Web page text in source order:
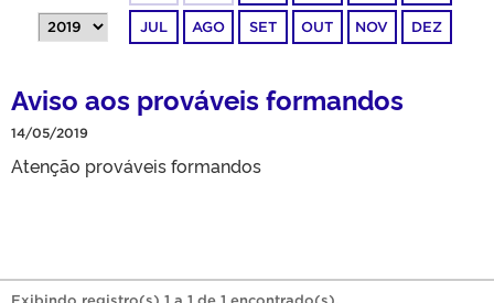
PORTARIAS
JUL AGO SET OUT NOV DEZ
Aviso aos prováveis formandos
14/05/2019
Atenção prováveis formandos